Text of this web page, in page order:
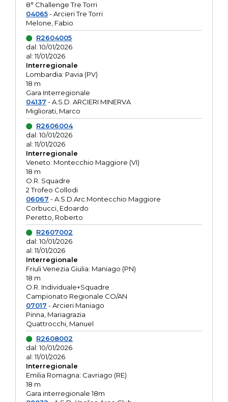
8° Challenge Tre Torri
04065- Arcieri Tre Torri
Melone, Fabio
R2604005
dal: 10/01/2026
al: 11/01/2026
Interregionale
Lombardia: Pavia (PV)
18 m
Gara Interregionale
04137 - A.S.D. ARCIERI MINERVA
Migliorati, Marco
R2606004
dal: 10/01/2026
al: 11/01/2026
Interregionale
Veneto: Montecchio Maggiore (VI)
18 m
O.R. Squadre
2 Trofeo Collodi
06067 - A.S.D.Arc.Montecchio Maggiore
Corbucci, Edoardo
Peretto, Roberto
R2607002
dal: 10/01/2026
al: 11/01/2026
Interregionale
Friuli Venezia Giulia: Maniago (PN)
18 m
O.R. Individuale+Squadre
Campionato Regionale CO/AN
07017 - Arcieri Maniago
Pinna, Mariagrazia
Quattrocchi, Manuel
R2608002
dal: 10/01/2026
al: 11/01/2026
Interregionale
Emilia Romagna: Cavriago (RE)
18 m
Gara interregionale 18m